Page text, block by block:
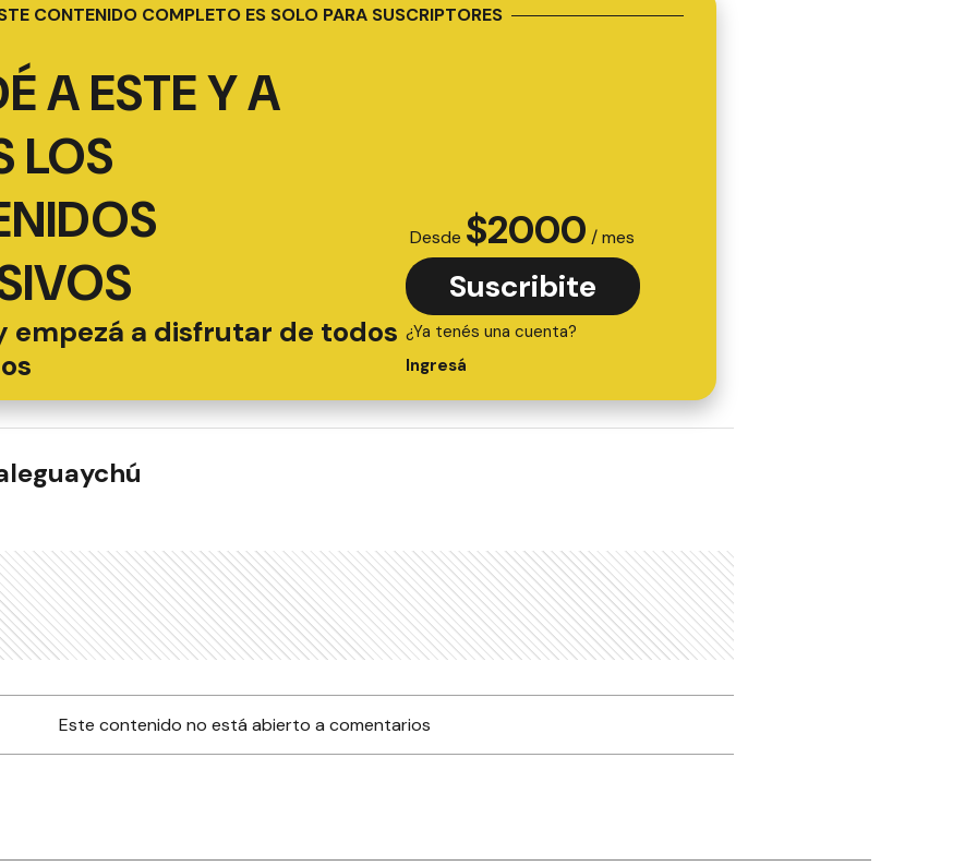
CONTENIDO COMPLETO ES SOLO PARA SUSCRIPTORES
A ESTE Y A
LOS
empezá a disfrutar de todos
Desde $2000 / mes
Suscribite
¿Ya tenés una cuenta?
Ingresá
Este contenido no está abierto a comentarios